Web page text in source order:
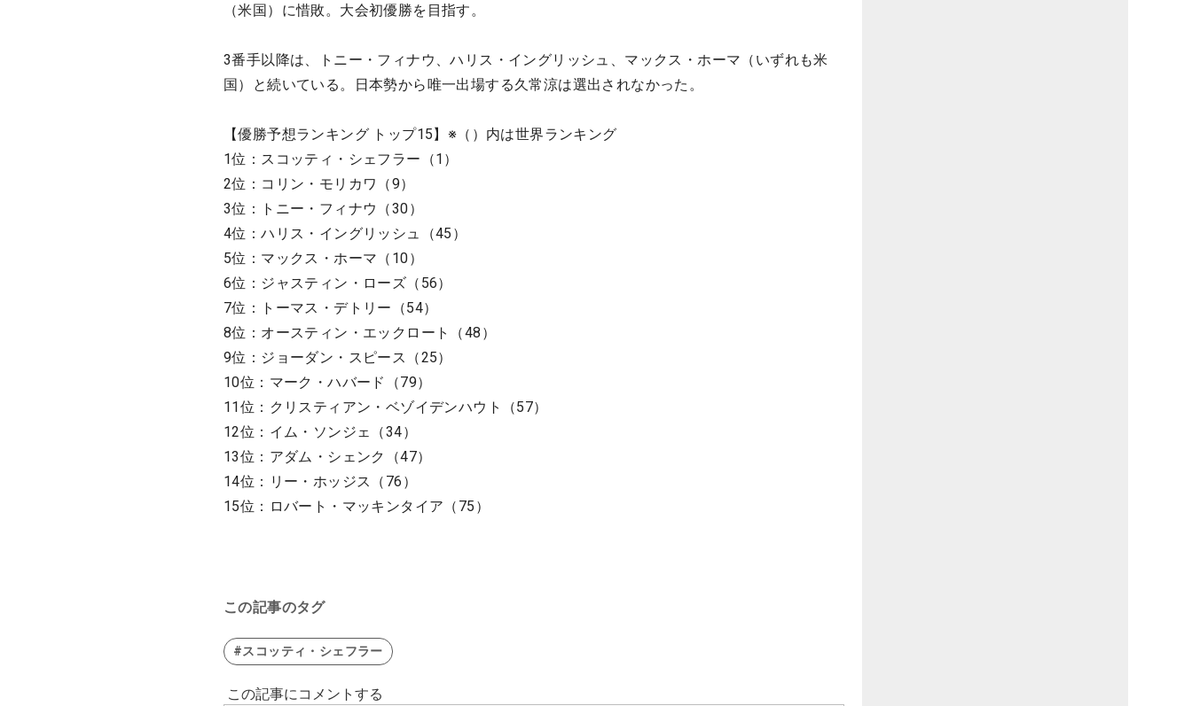
（米国）に惜敗。大会初優勝を目指す。
3番手以降は、トニー・フィナウ、ハリス・イングリッシュ、マックス・ホーマ（いずれも米
国）と続いている。日本勢から唯一出場する久常涼は選出されなかった。
【優勝予想ランキング トップ15】※（）内は世界ランキング
1位：スコッティ・シェフラー（1）
2位：コリン・モリカワ（9）
3位：トニー・フィナウ（30）
4位：ハリス・イングリッシュ（45）
5位：マックス・ホーマ（10）
6位：ジャスティン・ローズ（56）
7位：トーマス・デトリー（54）
8位：オースティン・エックロート（48）
9位：ジョーダン・スピース（25）
10位：マーク・ハバード（79）
11位：クリスティアン・ベゾイデンハウト（57）
12位：イム・ソンジェ（34）
13位：アダム・シェンク（47）
14位：リー・ホッジス（76）
15位：ロバート・マッキンタイア（75）
この記事のタグ
#スコッティ・シェフラー